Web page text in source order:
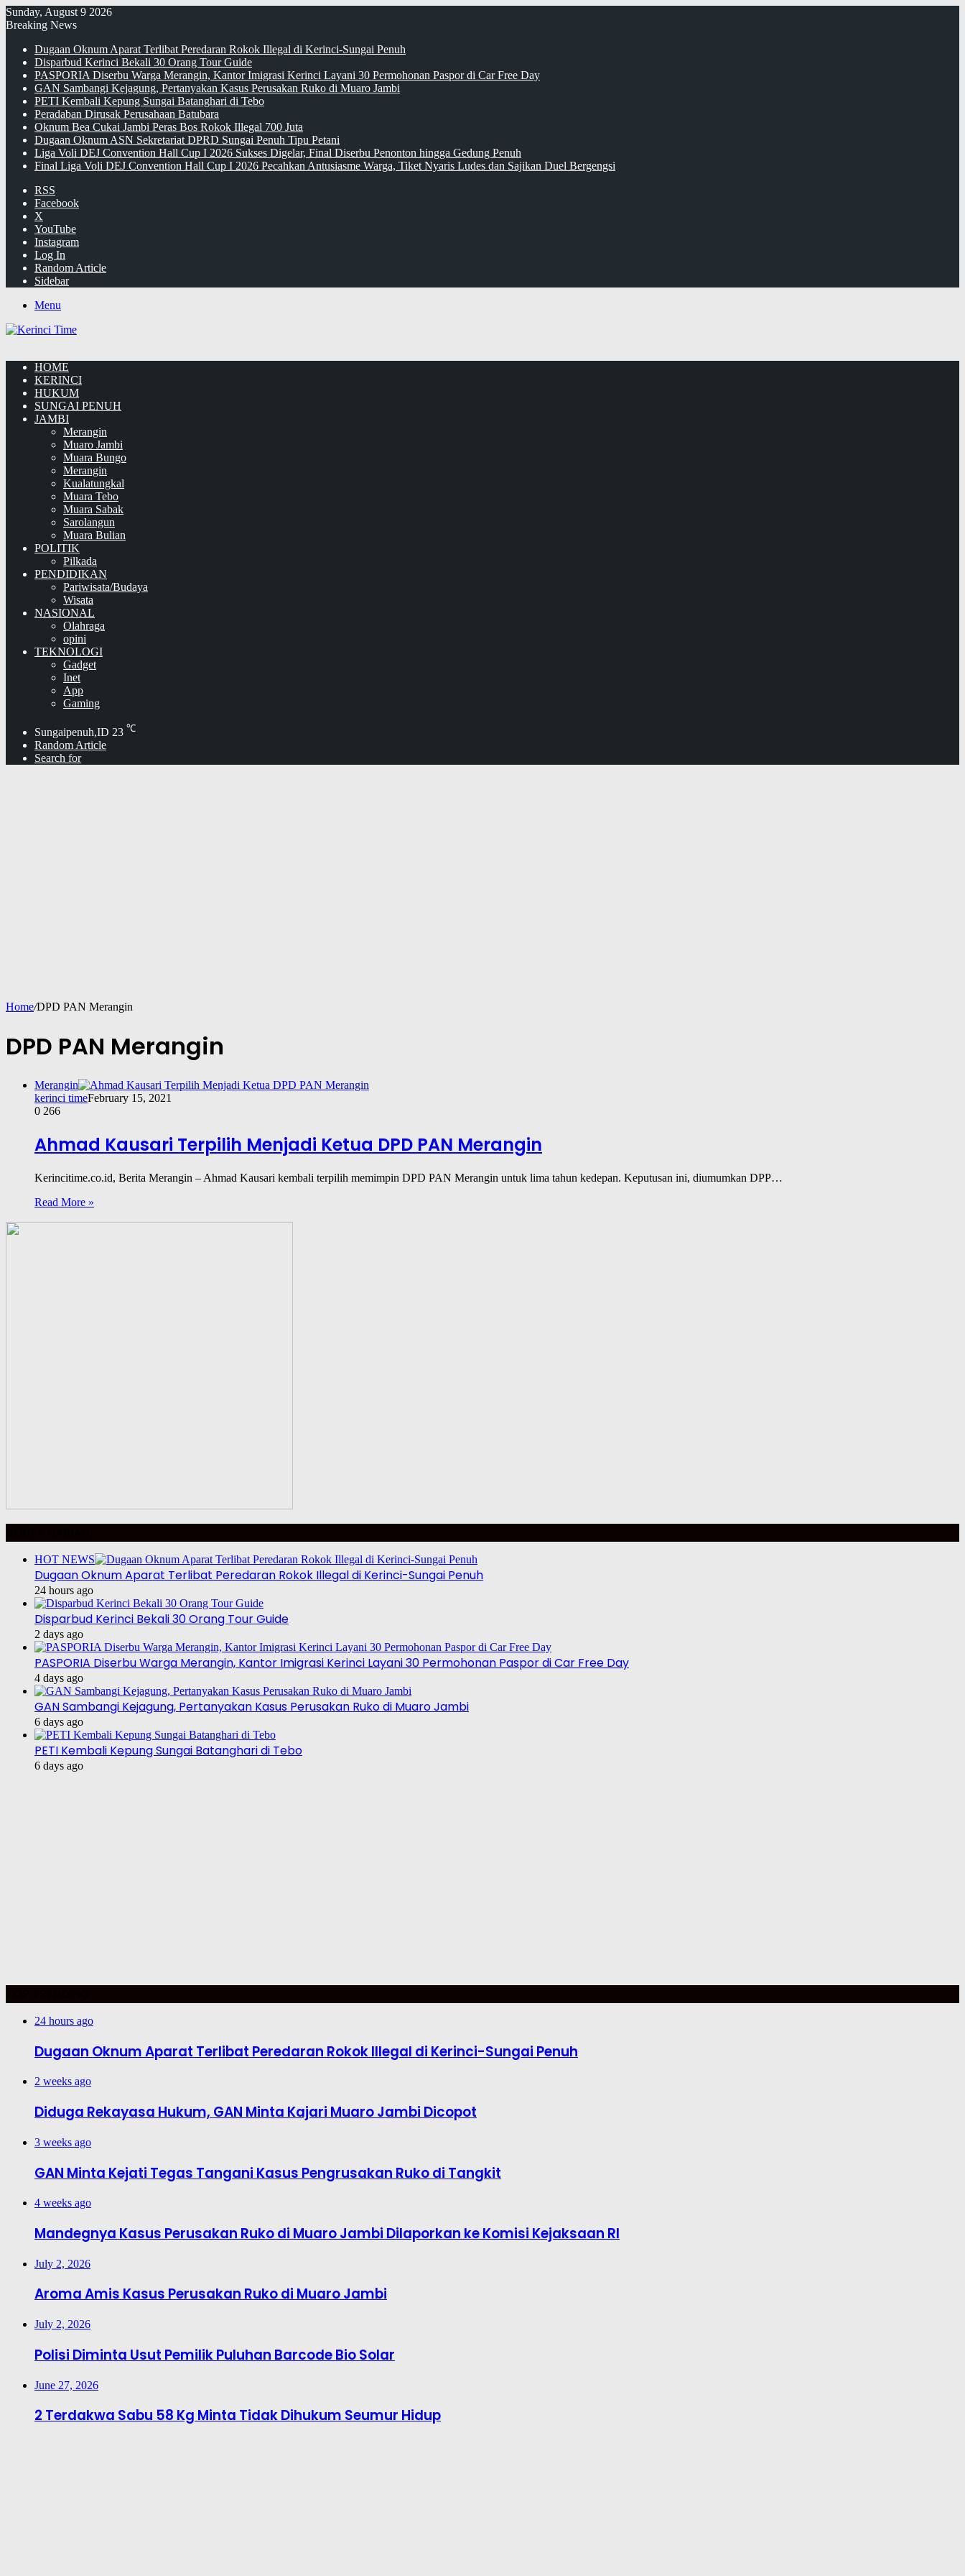
Sunday, August 9 2026
Breaking News
Dugaan Oknum Aparat Terlibat Peredaran Rokok Illegal di Kerinci-Sungai Penuh
Disparbud Kerinci Bekali 30 Orang Tour Guide
PASPORIA Diserbu Warga Merangin, Kantor Imigrasi Kerinci Layani 30 Permohonan Paspor di Car Free Day
GAN Sambangi Kejagung, Pertanyakan Kasus Perusakan Ruko di Muaro Jambi
PETI Kembali Kepung Sungai Batanghari di Tebo
Peradaban Dirusak Perusahaan Batubara
Oknum Bea Cukai Jambi Peras Bos Rokok Illegal 700 Juta
Dugaan Oknum ASN Sekretariat DPRD Sungai Penuh Tipu Petani
Liga Voli DEJ Convention Hall Cup I 2026 Sukses Digelar, Final Diserbu Penonton hingga Gedung Penuh
Final Liga Voli DEJ Convention Hall Cup I 2026 Pecahkan Antusiasme Warga, Tiket Nyaris Ludes dan Sajikan Duel Bergengsi
RSS
Facebook
X
YouTube
Instagram
Log In
Random Article
Sidebar
Menu
HOME
KERINCI
HUKUM
SUNGAI PENUH
JAMBI
Merangin
Muaro Jambi
Muara Bungo
Merangin
Kualatungkal
Muara Tebo
Muara Sabak
Sarolangun
Muara Bulian
POLITIK
Pilkada
PENDIDIKAN
Pariwisata/Budaya
Wisata
NASIONAL
Olahraga
opini
TEKNOLOGI
Gadget
Inet
App
Gaming
Sungaipenuh,ID 23 ℃
Random Article
Search for
Home/DPD PAN Merangin
DPD PAN Merangin
Merangin
kerinci timeFebruary 15, 2021
0 266
Ahmad Kausari Terpilih Menjadi Ketua DPD PAN Merangin
Kerincitime.co.id, Berita Merangin – Ahmad Kausari kembali terpilih memimpin DPD PAN Merangin untuk lima tahun kedepan. Keputusan ini, diumumkan DPP…
Read More »
HOT NEWS
Dugaan Oknum Aparat Terlibat Peredaran Rokok Illegal di Kerinci-Sungai Penuh
24 hours ago
Disparbud Kerinci Bekali 30 Orang Tour Guide
2 days ago
PASPORIA Diserbu Warga Merangin, Kantor Imigrasi Kerinci Layani 30 Permohonan Paspor di Car Free Day
4 days ago
GAN Sambangi Kejagung, Pertanyakan Kasus Perusakan Ruko di Muaro Jambi
6 days ago
PETI Kembali Kepung Sungai Batanghari di Tebo
6 days ago
24 hours ago
Dugaan Oknum Aparat Terlibat Peredaran Rokok Illegal di Kerinci-Sungai Penuh
2 weeks ago
Diduga Rekayasa Hukum, GAN Minta Kajari Muaro Jambi Dicopot
3 weeks ago
GAN Minta Kejati Tegas Tangani Kasus Pengrusakan Ruko di Tangkit
4 weeks ago
Mandegnya Kasus Perusakan Ruko di Muaro Jambi Dilaporkan ke Komisi Kejaksaan RI
July 2, 2026
Aroma Amis Kasus Perusakan Ruko di Muaro Jambi
July 2, 2026
Polisi Diminta Usut Pemilik Puluhan Barcode Bio Solar
June 27, 2026
2 Terdakwa Sabu 58 Kg Minta Tidak Dihukum Seumur Hidup